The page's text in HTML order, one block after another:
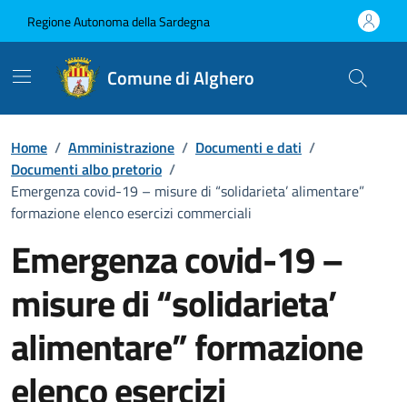
Regione Autonoma della Sardegna
Comune di Alghero
Home / Amministrazione / Documenti e dati /
Documenti albo pretorio /
Emergenza covid-19 – misure di “solidarieta’ alimentare”
formazione elenco esercizi commerciali
Emergenza covid-19 –
misure di “solidarieta’
alimentare” formazione
elenco esercizi